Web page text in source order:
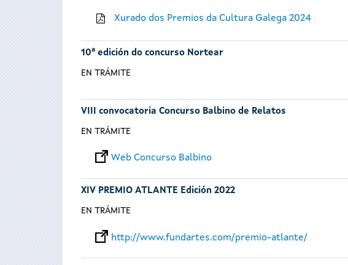
Xurado dos Premios da Cultura Galega 2024
10ª edición do concurso Nortear
EN TRÁMITE
VIII convocatoria Concurso Balbino de Relatos
EN TRÁMITE
Web Concurso Balbino
XIV PREMIO ATLANTE Edición 2022
EN TRÁMITE
http://www.fundartes.com/premio-atlante/